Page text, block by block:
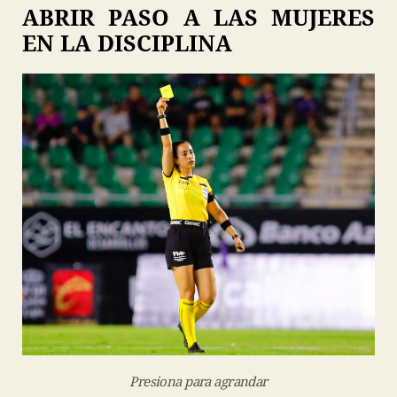
ABRIR PASO A LAS MUJERES
EN LA DISCIPLINA
Presiona para agrandar